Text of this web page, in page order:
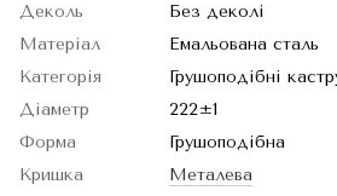
Деколь
Без деколі
Матеріал
Емальована сталь
Категорія
Грушоподібні
Діаметр
222±1
Форма
Грушоподібна
Кришка
Металева